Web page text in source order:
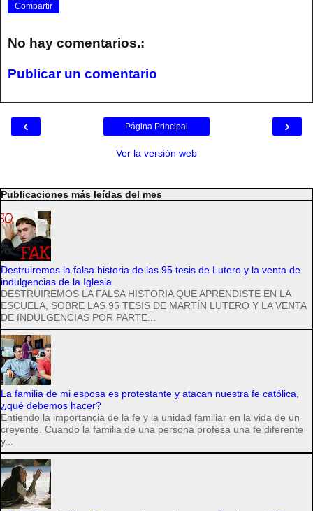
Compartir
No hay comentarios.:
Publicar un comentario
‹ ›
Página Principal
Ver la versión web
Publicaciones más leídas del mes
Destruiremos la falsa historia de las 95 tesis de Lutero y la venta de
indulgencias de la Iglesia
DESTRUIREMOS LA FALSA HISTORIA QUE APRENDISTE EN LA
ESCUELA, SOBRE LAS 95 TESIS DE MARTÍN LUTERO Y LA VENTA
DE INDULGENCIAS POR PARTE...
La familia de mi esposa es protestante y atacan nuestra fe católica,
¿qué debemos hacer?
Entiendo la importancia de la fe y la unidad familiar en la vida de un
creyente. Cuando la familia de una persona profesa una fe diferente
y...